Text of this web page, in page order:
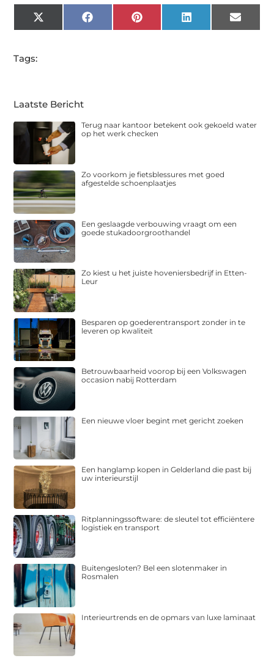
X
(Twitter)
FacebookPinterest LinkedIn Email
Tags:
Laatste Bericht
Terug naar kantoor betekent ook gekoeld water
op het werk checken
Zo voorkom je fietsblessures met goed
afgestelde schoenplaatjes
Een geslaagde verbouwing vraagt om een
goede stukadoorgroothandel
Zo kiest u het juiste hoveniersbedrijf in Etten-
Leur
Besparen op goederentransport zonder in te
leveren op kwaliteit
Betrouwbaarheid voorop bij een Volkswagen
occasion nabij Rotterdam
Een nieuwe vloer begint met gericht zoeken
Een hanglamp kopen in Gelderland die past bij
uw interieurstijl
Ritplanningssoftware: de sleutel tot efficiëntere
logistiek en transport
Buitengesloten? Bel een slotenmaker in
Rosmalen
Interieurtrends en de opmars van luxe laminaat